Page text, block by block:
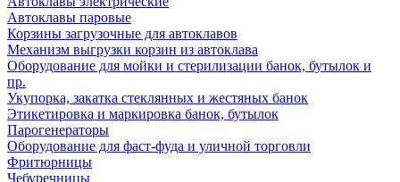
Автоклавы паровые
Корзины загрузочные для автоклавов
Механизм выгрузки корзин из автоклава
Оборудование для мойки и стерилизации банок, бутылок и
пр.
Укупорка, закатка стеклянных и жестяных банок
Этикетировка и маркировка банок, бутылок
Парогенераторы
Оборудование для фаст-фуда и уличной торговли
Фритюрницы
Чебуречницы